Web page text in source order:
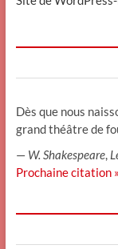
Dès que nous
grand théâtre de
— W. Shakespeare,
Prochaine citation »